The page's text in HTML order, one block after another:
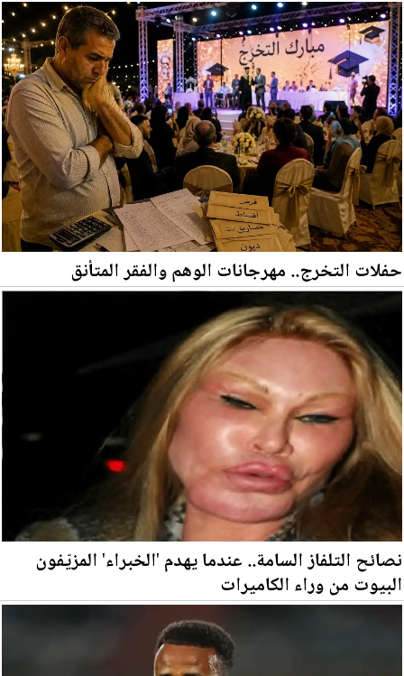
حفلات التخرج.. مهرجانات الوهم والفقر المتأنق
نصائح التلفاز السامة.. عندما يهدم 'الخبراء' المزيّفون
البيوت من وراء الكاميرات